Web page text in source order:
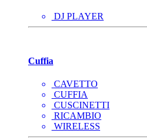
DJ PLAYER
Cuffia
CAVETTO
CUFFIA
CUSCINETTI
RICAMBIO
WIRELESS